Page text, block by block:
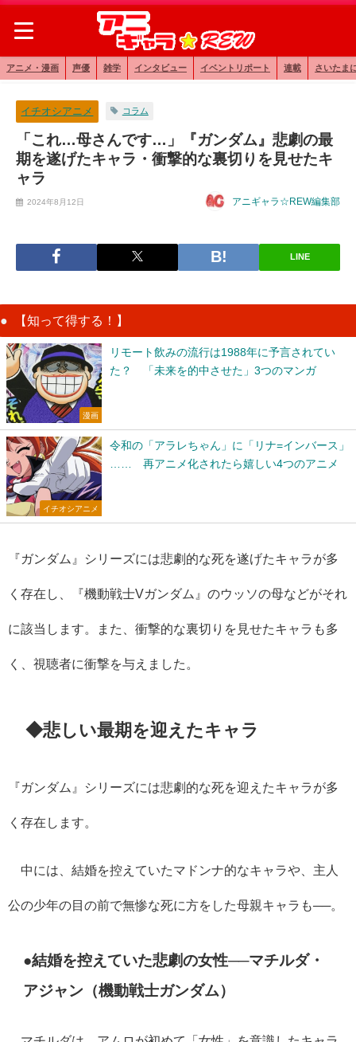
アニメ・漫画 声優 雑学 インタビュー イベントリポート 連載 さいたま
イチオシアニメ コラム
「これ…母さんです…」『ガンダム』悲劇の最
期を遂げたキャラ・衝撃的な裏切りを見せたキ
ャラ
2024年8月12日 アニギャラ☆REW編集部
LINE
【知って得する！】
漫画
リモート飲みの流行は1988年に予言されてい
た？ 「未来を的中させた」3つのマンガ
イチオシアニメ
令和の「アラレちゃん」に「リナ=インバース」
…… 再アニメ化されたら嬉しい4つのアニメ
『ガンダム』シリーズには悲劇的な死を遂げたキャラが多
く存在し、『機動戦士Vガンダム』のウッソの母などがそれ
に該当します。また、衝撃的な裏切りを見せたキャラも多
く、視聴者に衝撃を与えました。
◆悲しい最期を迎えたキャラ
『ガンダム』シリーズには悲劇的な死を迎えたキャラが多
く存在します。
中には、結婚を控えていたマドンナ的なキャラや、主人
公の少年の目の前で無惨な死に方をした母親キャラも──。
●結婚を控えていた悲劇の女性──マチルダ・
アジャン（機動戦士ガンダム）